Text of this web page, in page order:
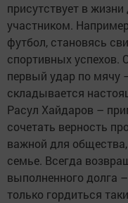
присутствует в
участником.
футбол, становясь
спортивных успехов.
первый удар по мячу
складывается
Расул Хайдаров –
сочетать верность
важной для
семье. Всегда
выполненного долга
только гордиться